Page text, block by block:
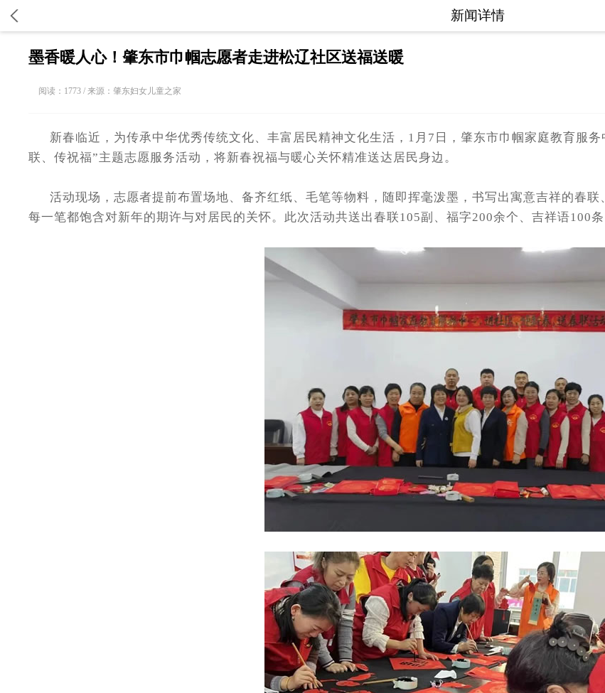
新闻详情
墨香暖人心！肇东市巾帼志愿者走进松辽社区送福送暖
阅读：1773 / 来源：肇东妇女儿童之家
新春临近，为传承中华优秀传统文化、丰富居民精神文化生活，1月7日，肇东市巾帼家庭教育服务
联、传祝福”主题志愿服务活动，将新春祝福与暖心关怀精准送达居民身边。
活动现场，志愿者提前布置场地、备齐红纸、毛笔等物料，随即挥毫泼墨，书写出寓意吉祥的春联
每一笔都饱含对新年的期许与对居民的关怀。此次活动共送出春联105副、福字200余个、吉祥语100条